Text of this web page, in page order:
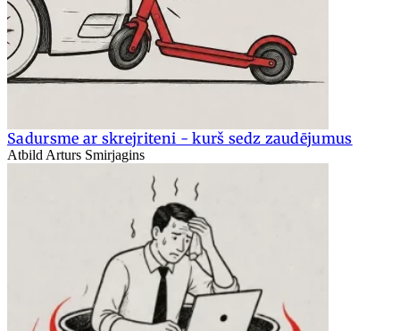
Sadursme ar skrejriteni - kurš sedz zaudējumus
Atbild Arturs Smirjagins